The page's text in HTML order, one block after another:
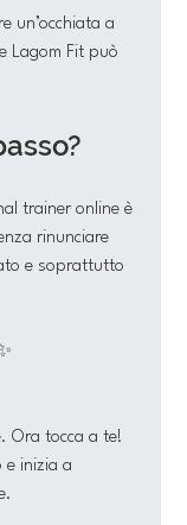
un’occhiata a
Lagom Fit può
trainer online è
rinunciare
e soprattutto
Ora tocca a te!
e inizia a